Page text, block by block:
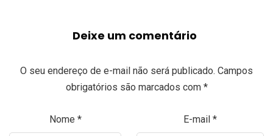
Deixe um comentário
O seu endereço de e-mail não será publicado. Campos
obrigatórios são marcados com *
Nome * E-mail *